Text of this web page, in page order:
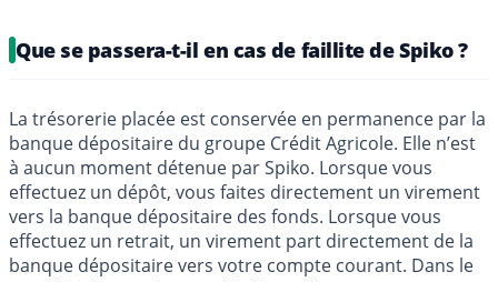
Que se passera-t-il en cas de faillite de Spiko ?
La trésorerie placée est conservée en permanence par la
banque dépositaire du groupe Crédit Agricole. Elle n’est
à aucun moment détenue par Spiko. Lorsque vous
effectuez un dépôt, vous faites directement un virement
vers la banque dépositaire des fonds. Lorsque vous
effectuez un retrait, un virement part directement de la
banque dépositaire vers votre compte courant. Dans le